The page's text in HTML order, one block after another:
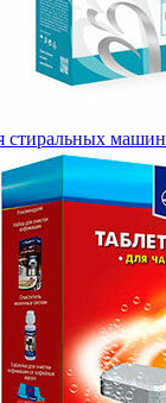
стиральных машин